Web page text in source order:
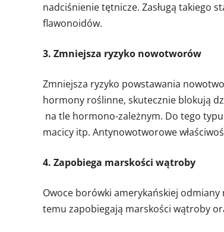
nadciśnienie tętnicze. Zasługą takiego
flawonoidów.
3. Zmniejsza ryzyko nowotworów
Zmniejsza ryzyko powstawania
hormony roślinne, skutecznie blokują
na tle hormono-zależnym. Do tego
macicy itp. Antynowotworowe
4. Zapobiega marskości wątroby
Owoce borówki amerykańskiej
temu zapobiegają marskości wątroby